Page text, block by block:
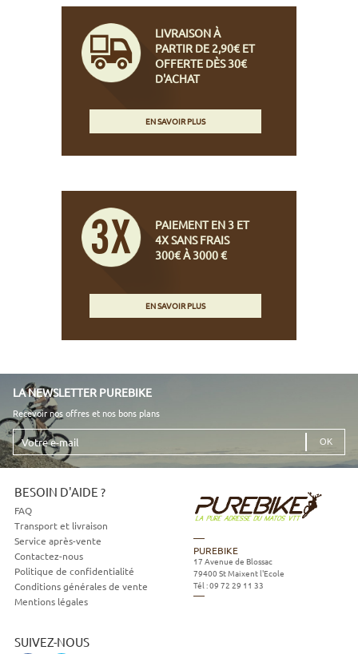
LIVRAISON À
PARTIR DE 2,90€ ET
OFFERTE DÈS 30€
D'ACHAT
EN SAVOIR PLUS
PAIEMENT EN 3 ET
4X SANS FRAIS
300€ À 3000 €
EN SAVOIR PLUS
LA NEWSLETTER PUREBIKE
Recevoir nos offres et nos bons plans
Votre
e-
mail
BESOIN D'AIDE ?
FAQ
Transport et livraison
Service après-vente
Contactez-nous
Politique de confidentialité
Conditions générales de vente
Mentions légales
SUIVEZ-NOUS
PUREBIKE
17 Avenue de Blossac
79400 St Maixent l'Ecole
Tél :09 72 29 11 33